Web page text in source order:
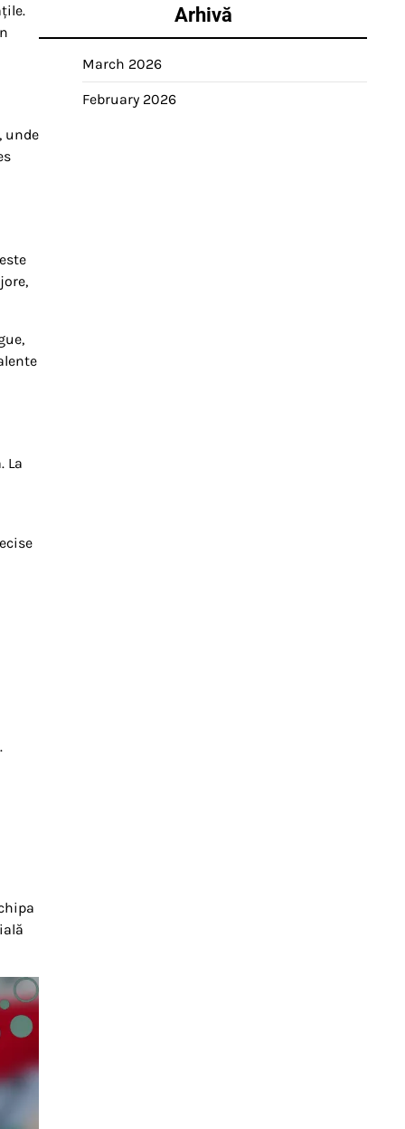
unde
La
Arhivă
March 2026
February 2026